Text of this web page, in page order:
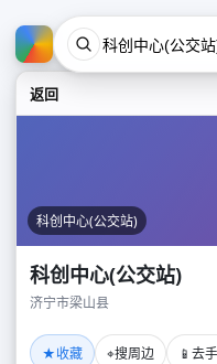
返回
科创中心(公交站)
科创中心(公交站)
济宁市梁山县
★收藏 ⌖搜周边 📱 去